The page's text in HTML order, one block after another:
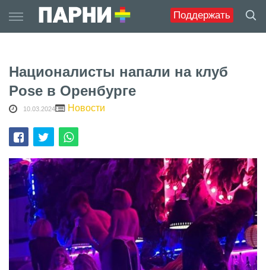
Поддержать
to
content
Националисты напали на клуб
Pose в Оренбурге
10.03.2024 Новости